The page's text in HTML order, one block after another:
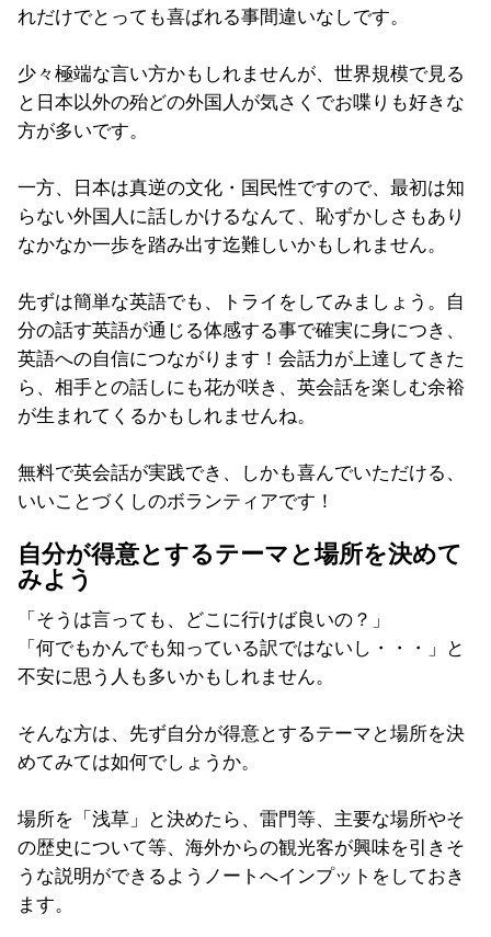
れだけでとっても喜ばれる事間違いなしです。
少々極端な言い方かもしれませんが、世界規模で見る
と日本以外の殆どの外国人が気さくでお喋りも好きな
方が多いです。
一方、日本は真逆の文化・国民性ですので、最初は知
らない外国人に話しかけるなんて、恥ずかしさもあり
なかなか一歩を踏み出す迄難しいかもしれません。
先ずは簡単な英語でも、トライをしてみましょう。自
分の話す英語が通じる体感する事で確実に身につき、
英語への自信につながります！会話力が上達してきた
ら、相手との話しにも花が咲き、英会話を楽しむ余裕
が生まれてくるかもしれませんね。
無料で英会話が実践でき、しかも喜んでいただける、
いいことづくしのボランティアです！
自分が得意とするテーマと場所を決めて
みよう
「そうは言っても、どこに行けば良いの？」
「何でもかんでも知っている訳ではないし・・・」と
不安に思う人も多いかもしれません。
そんな方は、先ず自分が得意とするテーマと場所を決
めてみては如何でしょうか。
場所を「浅草」と決めたら、雷門等、主要な場所やそ
の歴史について等、海外からの観光客が興味を引きそ
うな説明ができるようノートへインプットをしておき
ます。